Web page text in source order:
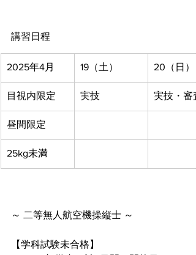
講習日程
2025年4月 19（土） 20（日）
目視内限定 実技 実技・審
昼間限定
25kg未満
～ 二等無人航空機操縦士 ～
【学科試験未合格】